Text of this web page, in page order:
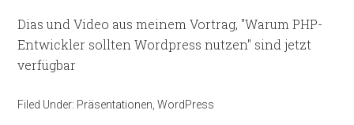
Dias und Video aus meinem Vortrag, "Warum PHP-
Entwickler sollten Wordpress nutzen" sind jetzt
verfügbar
Filed Under: Präsentationen ,WordPress